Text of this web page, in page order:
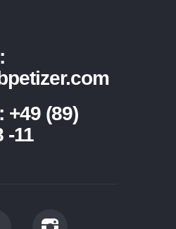
+49 (89)
-11